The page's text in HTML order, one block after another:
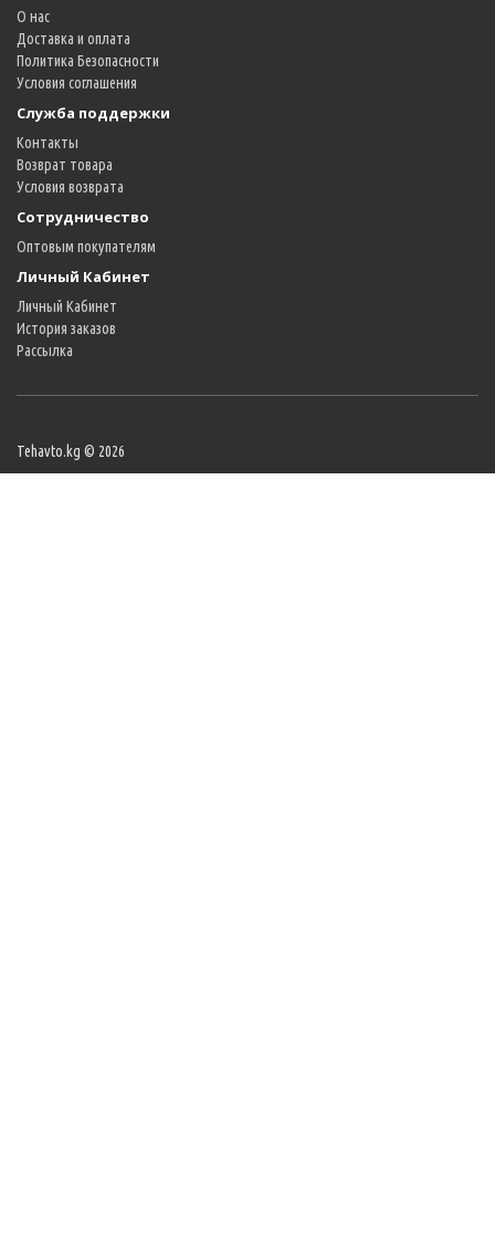
О нас
Доставка и оплата
Политика Безопасности
Условия соглашения
Служба поддержки
Контакты
Возврат товара
Условия возврата
Сотрудничество
Оптовым покупателям
Личный Кабинет
Личный Кабинет
История заказов
Рассылка
Tehavto.kg © 2026